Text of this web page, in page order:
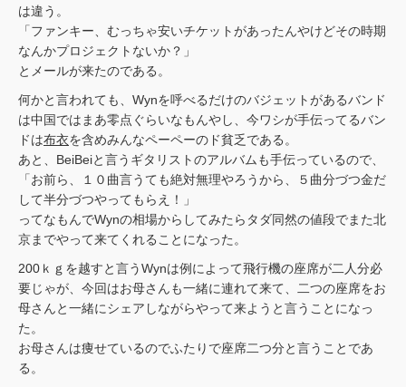
は違う。
「ファンキー、むっちゃ安いチケットがあったんやけどその時期
なんかプロジェクトないか？」
とメールが来たのである。
何かと言われても、Wynを呼べるだけのバジェットがあるバンド
は中国ではまあ零点ぐらいなもんやし、今ワシが手伝ってるバン
ドは布衣を含めみんなペーペーのド貧乏である。
あと、BeiBeiと言うギタリストのアルバムも手伝っているので、
「お前ら、１０曲言うても絶対無理やろうから、５曲分づつ金だ
して半分づつやってもらえ！」
ってなもんでWynの相場からしてみたらタダ同然の値段でまた北
京までやって来てくれることになった。
200ｋｇを越すと言うWynは例によって飛行機の座席が二人分必
要じゃが、今回はお母さんも一緒に連れて来て、二つの座席をお
母さんと一緒にシェアしながらやって来ようと言うことになっ
た。
お母さんは痩せているのでふたりで座席二つ分と言うことであ
る。